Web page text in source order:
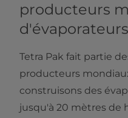
producteurs
d'évaporateurs
Tetra Pak fait partie
producteurs
construisons des
jusqu'à 20 mètres de